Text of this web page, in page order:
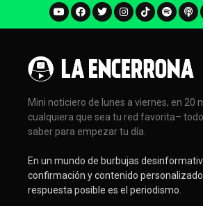
Mini noticiero de lunes a viernes, en 20
cualquiera que sea tu red favorita–
saber para empezar tu día.
En un mundo de burbujas
confirmación y contenido
respuesta posible es el periodismo.